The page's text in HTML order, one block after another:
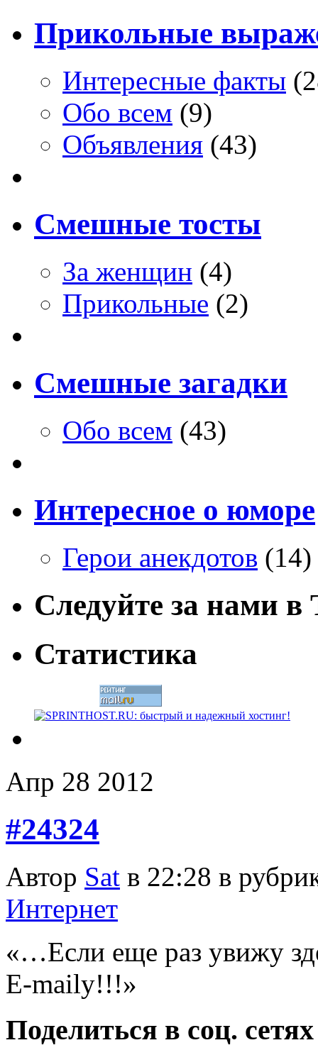
Прикольные
Интересные факты
Обо всем (9)
Объявления (43)
Смешные тосты
За женщин (4)
Прикольные (2)
Смешные загадки
Обо всем (43)
Интересное о юморе
Герои анекдотов (14)
Следуйте за нами
Статистика
Апр 28 2012
#24324
Автор Sat в 22:28 в
Интернет
«…Если еще раз увижу
E-mailу!!!»
Поделиться в соц. сетях